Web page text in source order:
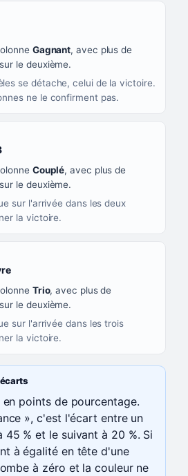
bleu roi
Gagnant, avec plus de
le deuxième.
se détache, celui de la victoire.
ne le confirment pas.
, couleur verte
Couplé, avec plus de
le deuxième.
sur l'arrivée dans les deux
la victoire.
, couleur turquoise
Trio, avec plus de
le deuxième.
sur l'arrivée dans les trois
la victoire.
points de pourcentage.
», c'est l'écart entre un
45 % et le suivant à 20 %. Si
à égalité en tête d'une
à zéro et la couleur ne